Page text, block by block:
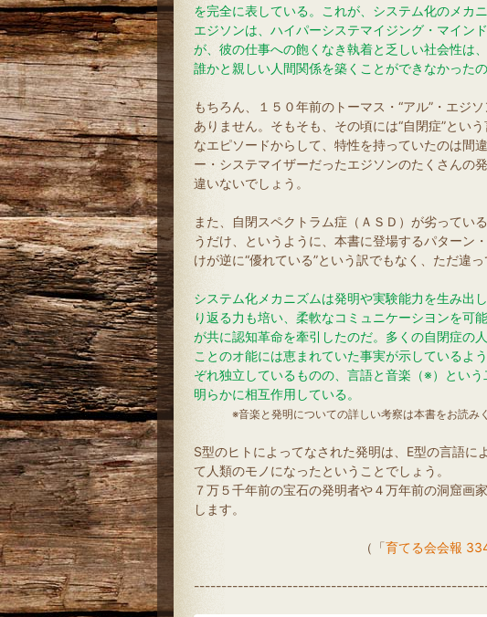
を完全に表している。これが、システム化のメカ
エジソンは、ハイパーシステマイジング・マイン
が、彼の仕事への飽くなき執着と乏しい社会性は
誰かと親しい人間関係を築くことができなかったの
もちろん、１５０年前のトーマス・“アル”・エジ
ありません。そもそも、その頃には“自閉症”とい
なエピソードからして、特性を持っていたのは間
ー・システマイザーだったエジソンのたくさんの
違いないでしょう。
また、自閉スペクトラム症（ＡＳＤ）が劣ってい
うだけ、というように、本書に登場するパターン
けが逆に“優れている”という訳でもなく、ただ違っ
システム化メカニズムは発明や実験能力を生み出
り返る力も培い、柔軟なコミュニケーシヨンを可
が共に認知革命を牽引したのだ。多くの自閉症の
ことのオ能には恵まれていた事実が示しているよ
ぞれ独立しているものの、言語と音楽（※）とい
明らかに相互作用している。
※音楽と発明についての詳しい考察は本書をお読み
S型のヒトによってなされた発明は、E型の言語
て人類のモノになったということでしょう。
７万５千年前の宝石の発明者や４万年前の洞窟画
します。
（「育てる会会報